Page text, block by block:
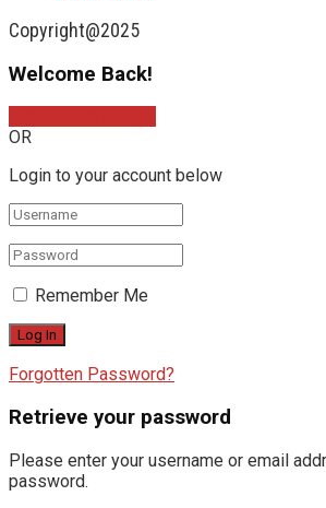
Copyright@2025
Welcome Back!
OR
Login to your account below
Remember Me
Forgotten Password?
Retrieve your password
Please enter your username or email
password.